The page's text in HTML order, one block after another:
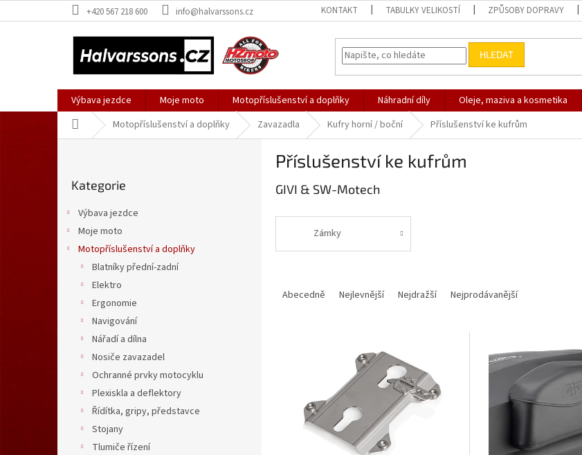
na
+420 567 218 600 info@halvarssons.cz KONTAKT TABULKY VELIKOSTÍ ZPŮSOBY DOPRAVY
HLEDAT
Výbava jezdce Moje moto Motopříslušenství a doplňky Náhradní díly Oleje, maziva a kosmetika
Domů Motopříslušenství a doplňky Zavazadla Kufry horní / boční Příslušenství ke kufrům
kategorie
Kategorie
Výbava jezdce
Moje moto
Motopříslušenství a doplňky
Blatníky přední-zadní
Elektro
Ergonomie
Navigování
Nářadí a dílna
Nosiče zavazadel
Ochranné prvky motocyklu
Plexiskla a deflektory
Řídítka, gripy, představce
Stojany
Tlumiče řízení
Příslušenství ke kufrům
GIVI & SW-Motech
Zámky
Abecedně Nejlevnější Nejdražší Nejprodávanější